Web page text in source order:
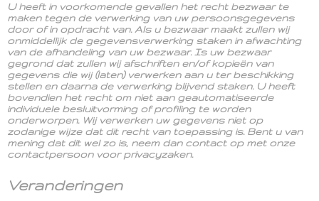
U heeft in voorkomende gevallen het recht bezwaar te
maken tegen de verwerking van uw persoonsgegevens
door of in opdracht van. Als u bezwaar maakt zullen wij
onmiddellijk de gegevensverwerking staken in afwachting
van de afhandeling van uw bezwaar. Is uw bezwaar
gegrond dat zullen wij afschriften en/of kopieën van
gegevens die wij (laten) verwerken aan u ter beschikking
stellen en daarna de verwerking blijvend staken. U heeft
bovendien het recht om niet aan geautomatiseerde
individuele besluitvorming of profiling te worden
onderworpen. Wij verwerken uw gegevens niet op
zodanige wijze dat dit recht van toepassing is. Bent u van
mening dat dit wel zo is, neem dan contact op met onze
contactpersoon voor privacyzaken.
Veranderingen